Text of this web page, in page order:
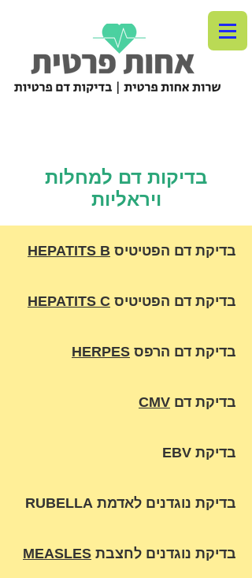
בדיקות דם למחלות
ויראליות
בדיקת דם הפטיטיס HEPATITS B
בדיקת דם הפטיטיס HEPATITS C
בדיקת דם הרפס HERPES
בדיקת דם CMV
בדיקת EBV
בדיקת נוגדנים לאדמת RUBELLA
בדיקת נוגדנים לחצבת MEASLES